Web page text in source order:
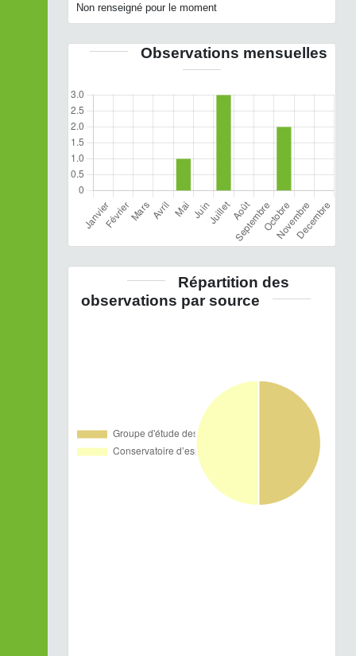
Non renseigné pour le moment
Observations mensuelles
Répartition des
observations par source